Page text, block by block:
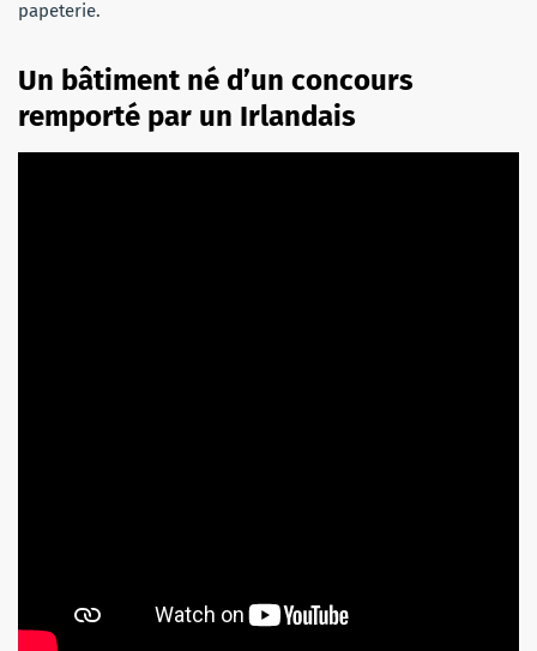
papeterie.
Un bâtiment né d’un concours
remporté par un Irlandais